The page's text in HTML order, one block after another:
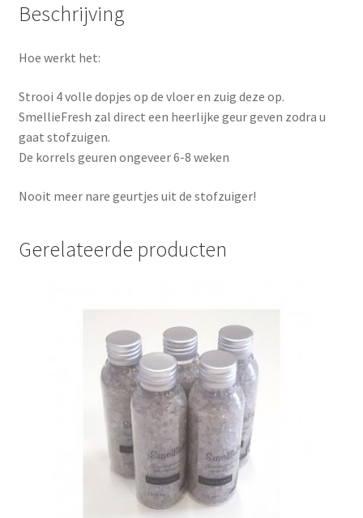
Beschrijving
Hoe werkt het:
Strooi 4 volle dopjes op de vloer en zuig deze op.
SmellieFresh zal direct een heerlijke geur geven zodra u
gaat stofzuigen.
De korrels geuren ongeveer 6-8 weken
Nooit meer nare geurtjes uit de stofzuiger!
Gerelateerde producten